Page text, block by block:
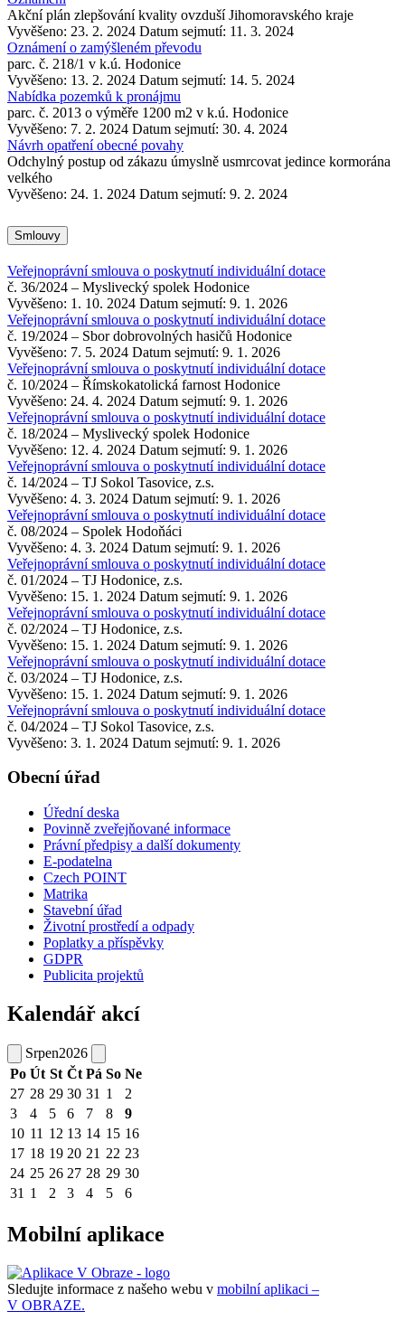
Akční plán zlepšování kvality ovzduší Jihomoravského kraje
Vyvěšeno: 23. 2. 2024 Datum sejmutí: 11. 3. 2024
Oznámení o zamýšleném převodu
parc. č. 218/1 v k.ú. Hodonice
Vyvěšeno: 13. 2. 2024 Datum sejmutí: 14. 5. 2024
Nabídka pozemků k pronájmu
parc. č. 2013 o výměře 1200 m2 v k.ú. Hodonice
Vyvěšeno: 7. 2. 2024 Datum sejmutí: 30. 4. 2024
Návrh opatření obecné povahy
Odchylný postup od zákazu úmyslně usmrcovat jedince kormorána
velkého
Vyvěšeno: 24. 1. 2024 Datum sejmutí: 9. 2. 2024
Smlouvy
Veřejnoprávní smlouva o poskytnutí individuální dotace
č. 36/2024 – Myslivecký spolek Hodonice
Vyvěšeno: 1. 10. 2024 Datum sejmutí: 9. 1. 2026
Veřejnoprávní smlouva o poskytnutí individuální dotace
č. 19/2024 – Sbor dobrovolných hasičů Hodonice
Vyvěšeno: 7. 5. 2024 Datum sejmutí: 9. 1. 2026
Veřejnoprávní smlouva o poskytnutí individuální dotace
č. 10/2024 – Římskokatolická farnost Hodonice
Vyvěšeno: 24. 4. 2024 Datum sejmutí: 9. 1. 2026
Veřejnoprávní smlouva o poskytnutí individuální dotace
č. 18/2024 – Myslivecký spolek Hodonice
Vyvěšeno: 12. 4. 2024 Datum sejmutí: 9. 1. 2026
Veřejnoprávní smlouva o poskytnutí individuální dotace
č. 14/2024 – TJ Sokol Tasovice, z.s.
Vyvěšeno: 4. 3. 2024 Datum sejmutí: 9. 1. 2026
Veřejnoprávní smlouva o poskytnutí individuální dotace
č. 08/2024 – Spolek Hodoňáci
Vyvěšeno: 4. 3. 2024 Datum sejmutí: 9. 1. 2026
Veřejnoprávní smlouva o poskytnutí individuální dotace
č. 01/2024 – TJ Hodonice, z.s.
Vyvěšeno: 15. 1. 2024 Datum sejmutí: 9. 1. 2026
Veřejnoprávní smlouva o poskytnutí individuální dotace
č. 02/2024 – TJ Hodonice, z.s.
Vyvěšeno: 15. 1. 2024 Datum sejmutí: 9. 1. 2026
Veřejnoprávní smlouva o poskytnutí individuální dotace
č. 03/2024 – TJ Hodonice, z.s.
Vyvěšeno: 15. 1. 2024 Datum sejmutí: 9. 1. 2026
Veřejnoprávní smlouva o poskytnutí individuální dotace
č. 04/2024 – TJ Sokol Tasovice, z.s.
Vyvěšeno: 3. 1. 2024 Datum sejmutí: 9. 1. 2026
Obecní úřad
Úřední deska
Povinně zveřejňované informace
Právní předpisy a další dokumenty
E-podatelna
Czech POINT
Matrika
Stavební úřad
Životní prostředí a odpady
Poplatky a příspěvky
GDPR
Publicita projektů
Kalendář akcí
Srpen2026
Po Út St Čt Pá So Ne
27 28 29 30 31 1
2
3
4 5 6 7 8
9
10 11 12 13 14 15 16
17 18 19 20 21 22 23
24 25 26 27 28 29 30
31 1 2 3 4 5 6
Mobilní aplikace
Sledujte informace z našeho webu v mobilní aplikaci –
V OBRAZE.